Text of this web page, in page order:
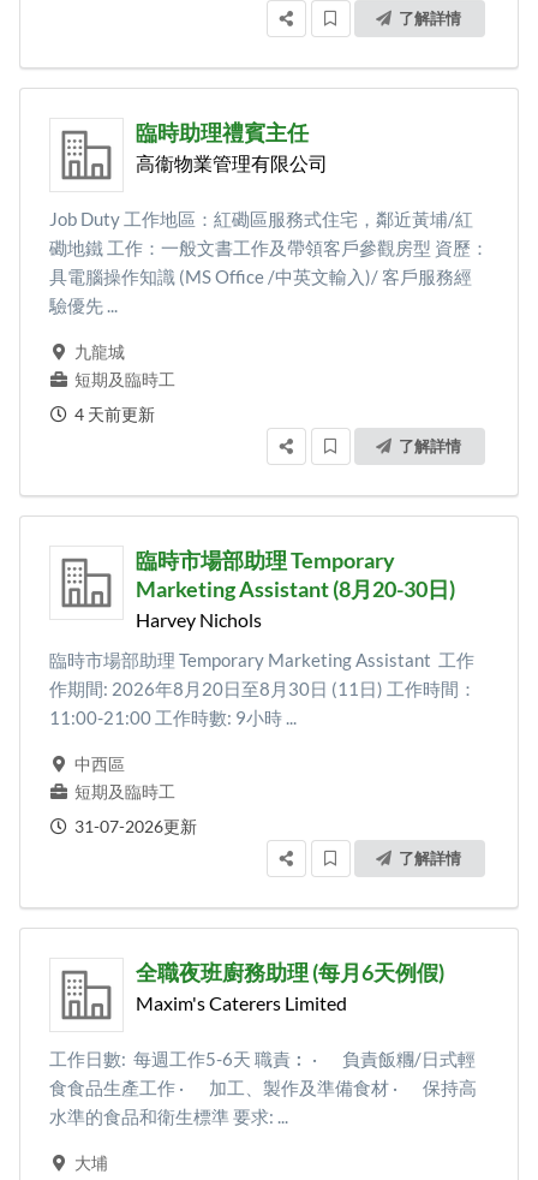
了解詳情
臨時助理禮賓主任
高衞物業管理有限公司
Job Duty 工作地區：紅磡區服務式住宅，鄰近黃埔/紅
磡地鐵 工作：一般文書工作及帶領客戶參觀房型 資歷：
具電腦操作知識 (MS Office /中英文輸入)/ 客戶服務經
驗優先 ...
九龍城
短期及臨時工
4 天前更新
了解詳情
臨時市場部助理 Temporary
Marketing Assistant (8月20-30日)
Harvey Nichols
臨時市場部助理 Temporary Marketing Assistant 工作
作期間: 2026年8月20日至8月30日 (11日) 工作時間：
11:00-21:00 工作時數: 9小時 ...
中西區
短期及臨時工
31-07-2026更新
了解詳情
全職夜班廚務助理 (每月6天例假)
Maxim's Caterers Limited
工作日數: 每週工作5-6天 職責︰ · 負責飯糰/日式輕
食食品生產工作 · 加工、製作及準備食材 · 保持高
水準的食品和衛生標準 要求: ...
大埔